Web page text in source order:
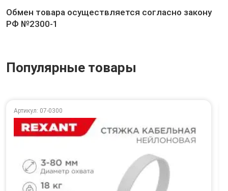
Обмен товара осуществляется согласно закону
РФ №2300-1
Популярные товары
Артикул: 07-0300